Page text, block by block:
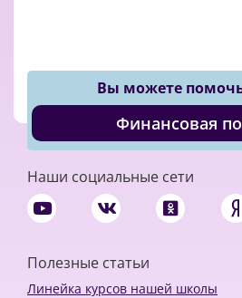
Вы можете
Финансовая
Наши социальные сети
Полезные статьи
Линейка курсов нашей школы